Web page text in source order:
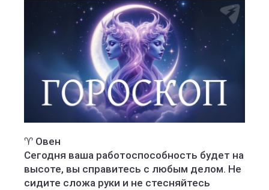
♈️ Овен
Сегодня ваша работоспособность будет на
высоте, вы справитесь с любым делом. Не
сидите сложа руки и не стесняйтесь